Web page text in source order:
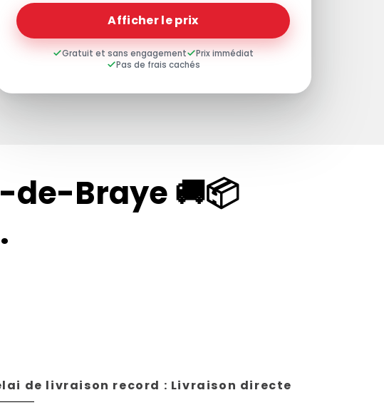
Afficher le prix
Gratuit et sans engagement
Prix immédiat
Pas de frais cachés
Braye 🚚📦
de livraison record : Livraison directe